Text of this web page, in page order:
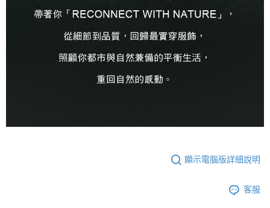
顯示電腦版詳細說明
客服